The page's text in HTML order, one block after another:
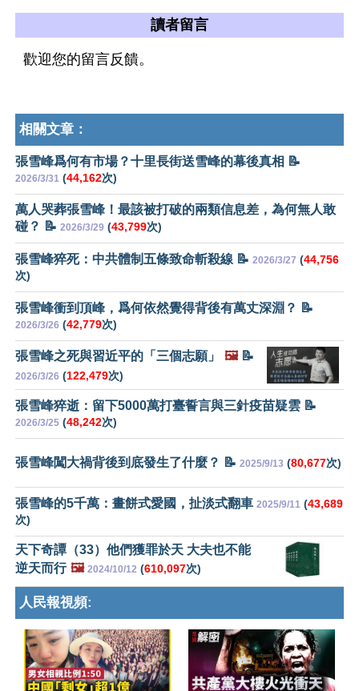
讀者留言
歡迎您的留言反饋。
相關文章：
張雪峰爲何有市場？十里長街送雪峰的幕後真相 📝
2026/3/31 (44,162次)
萬人哭葬張雪峰！最該被打破的兩類信息差，為何無人敢
碰？ 📝 2026/3/29 (43,799次)
張雪峰猝死：中共體制五條致命斬殺線 📝 2026/3/27 (44,756
次)
張雪峰衝到頂峰，爲何依然覺得背後有萬丈深淵？ 📝
2026/3/26 (42,779次)
張雪峰之死與習近平的「三個志願」 🖼️📝
2026/3/26 (122,479次)
張雪峰猝逝：留下5000萬打臺誓言與三針疫苗疑雲 📝
2026/3/25 (48,242次)
張雪峰闖大禍背後到底發生了什麼？ 📝 2025/9/13 (80,677次)
張雪峰的5千萬：畫餅式愛國，扯淡式翻車 2025/9/11 (43,689
次)
天下奇譚（33）他們獲罪於天 大夫也不能
逆天而行 🖼️ 2024/10/12 (610,097次)
人民報視頻: